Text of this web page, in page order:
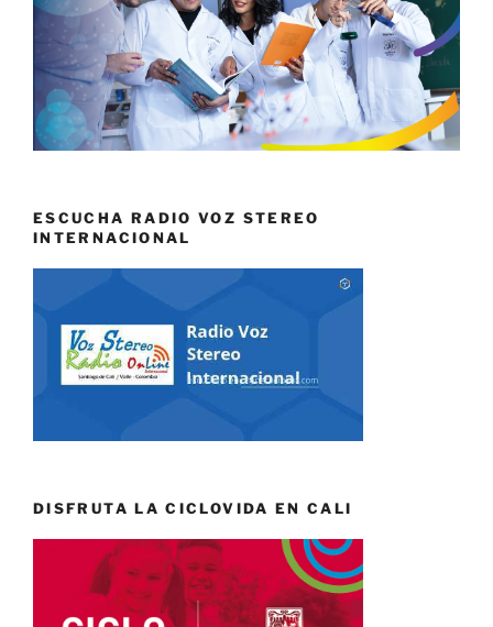
ESCUCHA RADIO VOZ STEREO
INTERNACIONAL
DISFRUTA LA CICLOVIDA EN CALI